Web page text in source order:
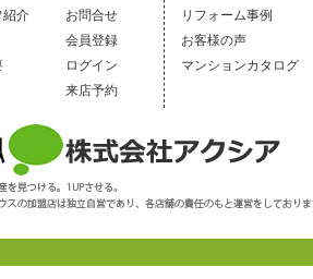
紹介
お問合せ
会員登録
ログイン
来店予約
リフォーム事例
お客様の声
マンションカタログ